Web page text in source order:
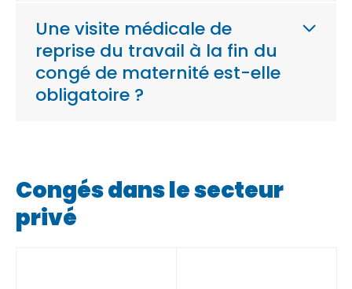
Une visite médicale de
reprise du travail à la fin du
congé de maternité est-elle
obligatoire ?
Congés dans le secteur
privé